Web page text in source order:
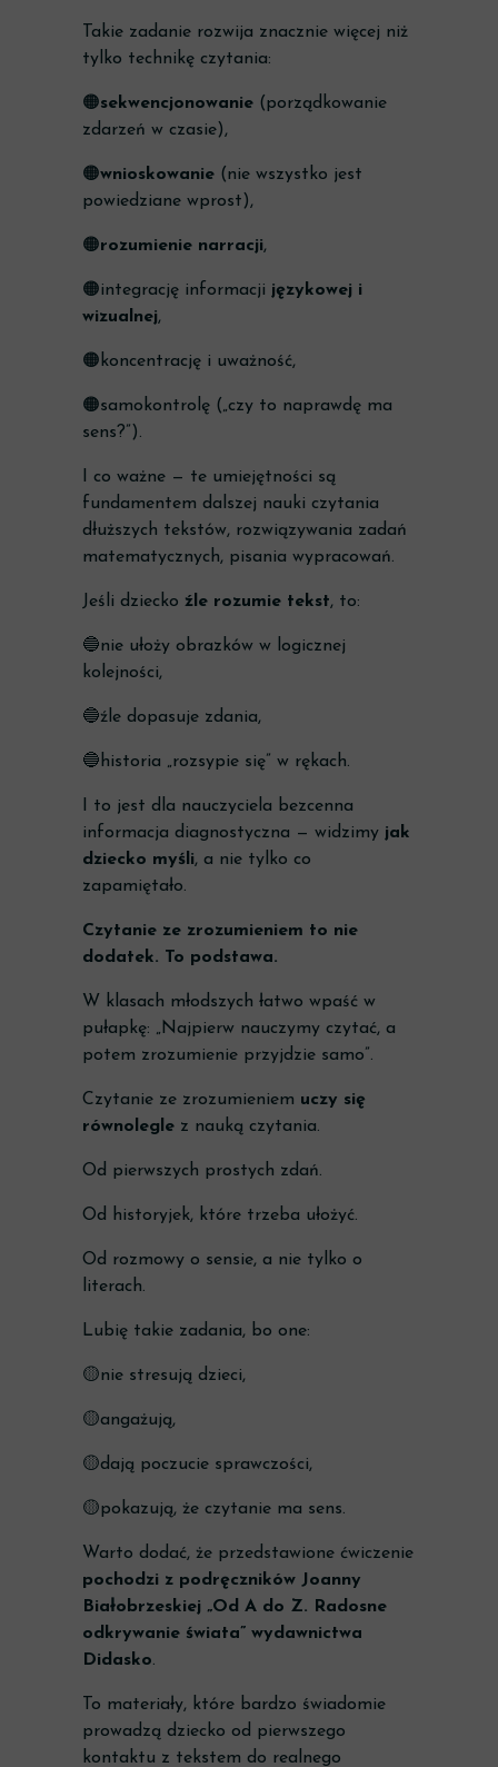
Takie zadanie rozwija znacznie więcej niż
tylko technikę czytania:
🟠sekwencjonowanie (porządkowanie
zdarzeń w czasie),
🟠wnioskowanie (nie wszystko jest
powiedziane wprost),
🟠rozumienie narracji,
🟠integrację informacji językowej i
wizualnej,
🟠koncentrację i uważność,
🟠samokontrolę („czy to naprawdę ma
sens?”).
I co ważne — te umiejętności są
fundamentem dalszej nauki czytania
dłuższych tekstów, rozwiązywania zadań
matematycznych, pisania wypracowań.
Jeśli dziecko źle rozumie tekst, to:
🔵nie ułoży obrazków w logicznej
kolejności,
🔵źle dopasuje zdania,
🔵historia „rozsypie się” w rękach.
I to jest dla nauczyciela bezcenna
informacja diagnostyczna — widzimy jak
dziecko myśli, a nie tylko co
zapamiętało.
Czytanie ze zrozumieniem to nie
dodatek. To podstawa.
W klasach młodszych łatwo wpaść w
pułapkę: „Najpierw nauczymy czytać, a
potem zrozumienie przyjdzie samo”.
Czytanie ze zrozumieniem uczy się
równolegle z nauką czytania.
Od pierwszych prostych zdań.
Od historyjek, które trzeba ułożyć.
Od rozmowy o sensie, a nie tylko o
literach.
Lubię takie zadania, bo one:
🟡nie stresują dzieci,
🟡angażują,
🟡dają poczucie sprawczości,
🟡pokazują, że czytanie ma sens.
Warto dodać, że przedstawione ćwiczenie
pochodzi z podręczników Joanny
Białobrzeskiej „Od A do Z. Radosne
odkrywanie świata” wydawnictwa
Didasko.
To materiały, które bardzo świadomie
prowadzą dziecko od pierwszego
kontaktu z tekstem do realnego